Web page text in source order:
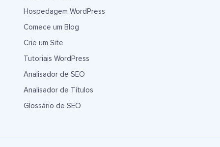
Hospedagem WordPress
Comece um Blog
Crie um Site
Tutoriais WordPress
Analisador de SEO
Analisador de Títulos
Glossário de SEO